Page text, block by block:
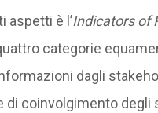
aspetti è l’Indicators of
categorie
dagli
coinvolgimento degli